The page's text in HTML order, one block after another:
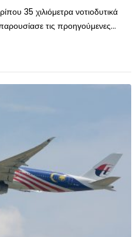
35 χιλιόμετρα νοτιοδυτικά
τις προηγούμενες...